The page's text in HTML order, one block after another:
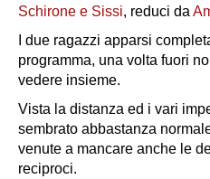
Schirone e Sissi, reduci da
I due ragazzi apparsi
programma, una volta fuori
vedere insieme.
Vista la distanza ed i vari
sembrato abbastanza
venute a mancare anche le
reciproci.